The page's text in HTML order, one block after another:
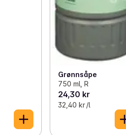
Grønnsåpe
750 ml, R
24,30 kr
32,40 kr /l